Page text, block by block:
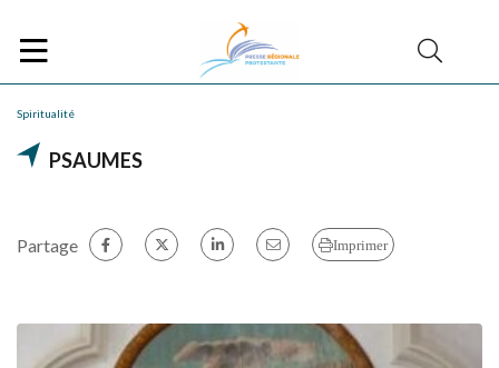
Spiritualité
PSAUMES
Partage Imprimer